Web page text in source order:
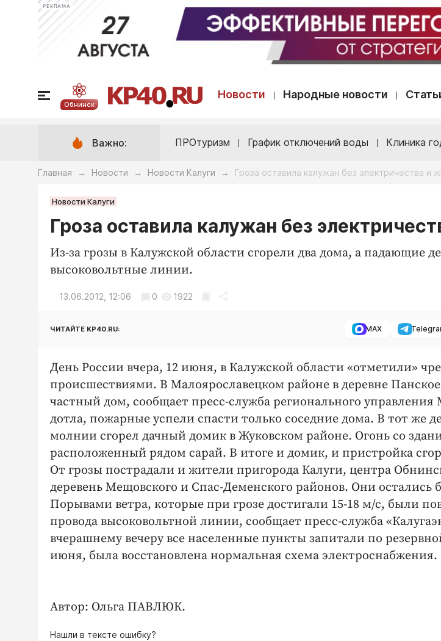
РЕКЛАМА
Обнинск
Новости Народные новости
Важно: ПРОтуризм График отключений воды Клиника
Главная → Новости → Новости Калуги → Гроза оставила калужан без электричества и
Новости Калуги
Гроза оставила калужан без
Из-за грозы в Калужской области сгорели два дома, а падающие
высоковольтные линии.
13.06.2012, 12:06 0 1922
ЧИТАЙТЕ KP40.RU: MAX
День России вчера, 12 июня, в Калужской области «отметили»
происшествиями. В Малоярославецком районе в деревне
частный дом, сообщает пресс-служба регионального
дотла, пожарные успели спасти только соседние дома. В тот же
молнии сгорел дачный домик в Жуковском районе. Огонь со
расположенный рядом сарай. В итоге и домик, и пристройка
От грозы пострадали и жители пригорода Калуги, центра
деревень Мещовского и Спас-Деменского районов. Они остались
Порывами ветра, которые при грозе достигали 15-18 м/с, были
провода высоковольтной линии, сообщает пресс-служба
вчерашнему вечеру все населенные пункты запитали по
июня, была восстановлена нормальная схема электроснабжения.
Автор: Ольга ПАВЛЮК.
Нашли в тексте ошибку?